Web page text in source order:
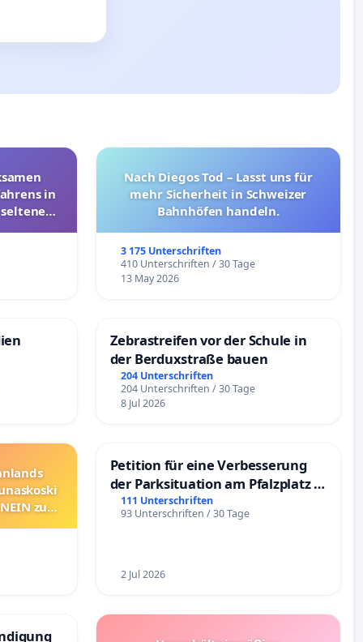
in
Nach Diegos Tod – Lasst uns für
mehr Sicherheit in Schweizer
Bahnhöfen handeln.
3 175 Unterschriften
410 Unterschriften / 30 Tage
13 May 2026
Zebrastreifen vor der Schule in
der Berduxstraße bauen
204 Unterschriften
204 Unterschriften / 30 Tage
8 Jul 2026
zum
Petition für eine Verbesserung
der Parksituation am Pfalzplatz in
Mannheim
111 Unterschriften
93 Unterschriften / 30 Tage
2 Jul 2026